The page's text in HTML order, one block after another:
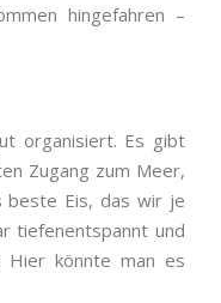
hingefahren –
organisiert. Es gibt
Zugang zum Meer,
beste Eis, das wir je
tiefenentspannt und
Hier könnte man es